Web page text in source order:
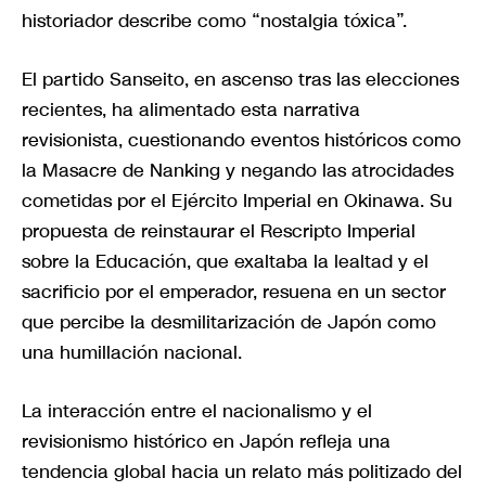
historiador describe como “nostalgia tóxica”.
El partido Sanseito, en ascenso tras las elecciones
recientes, ha alimentado esta narrativa
revisionista, cuestionando eventos históricos como
la Masacre de Nanking y negando las atrocidades
cometidas por el Ejército Imperial en Okinawa. Su
propuesta de reinstaurar el Rescripto Imperial
sobre la Educación, que exaltaba la lealtad y el
sacrificio por el emperador, resuena en un sector
que percibe la desmilitarización de Japón como
una humillación nacional.
La interacción entre el nacionalismo y el
revisionismo histórico en Japón refleja una
tendencia global hacia un relato más politizado del